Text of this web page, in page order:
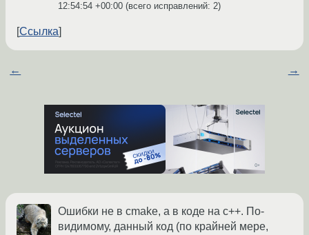
12:54:54 +00:00 (всего исправлений: 2)
Ссылка
← →
Ошибки не в cmake, а в коде на c++. По-
видимому, данный код (по крайней мере,